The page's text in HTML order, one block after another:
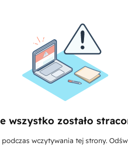
wszystko zostało
podczas wczytywania tej strony.